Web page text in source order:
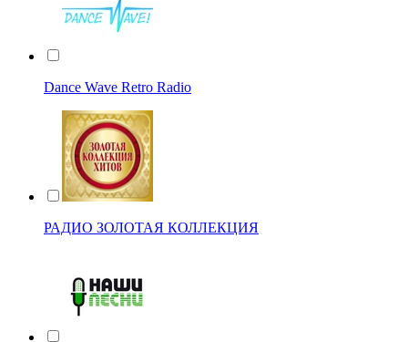
Dance Wave Retro Radio
РАДИО ЗОЛОТАЯ КОЛЛЕКЦИЯ